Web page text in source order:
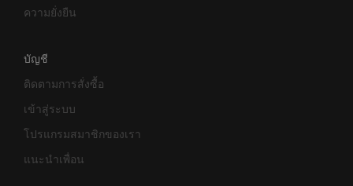
ความยั่งยืน
บัญชี
ติดตามการสั่งซื้อ
เข้าสู่ระบบ
โปรแกรมสมาชิกของเรา
แนะนำเพื่อน